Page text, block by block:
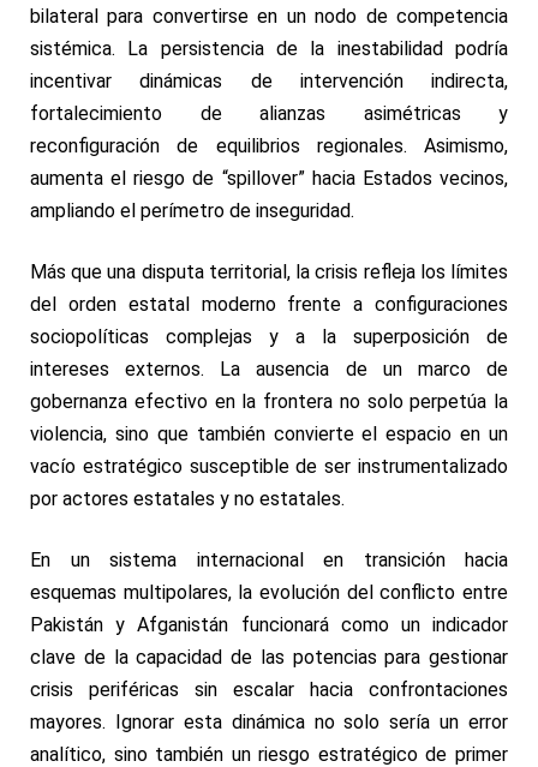
bilateral para convertirse en un nodo de competencia
sistémica. La persistencia de la inestabilidad podría
incentivar dinámicas de intervención indirecta,
fortalecimiento de alianzas asimétricas y
reconfiguración de equilibrios regionales. Asimismo,
aumenta el riesgo de “spillover” hacia Estados vecinos,
ampliando el perímetro de inseguridad.
Más que una disputa territorial, la crisis refleja los límites
del orden estatal moderno frente a configuraciones
sociopolíticas complejas y a la superposición de
intereses externos. La ausencia de un marco de
gobernanza efectivo en la frontera no solo perpetúa la
violencia, sino que también convierte el espacio en un
vacío estratégico susceptible de ser instrumentalizado
por actores estatales y no estatales.
En un sistema internacional en transición hacia
esquemas multipolares, la evolución del conflicto entre
Pakistán y Afganistán funcionará como un indicador
clave de la capacidad de las potencias para gestionar
crisis periféricas sin escalar hacia confrontaciones
mayores. Ignorar esta dinámica no solo sería un error
analítico, sino también un riesgo estratégico de primer